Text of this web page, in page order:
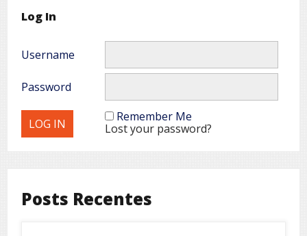
Log In
Username
Password
Remember Me
Lost your password?
Posts Recentes